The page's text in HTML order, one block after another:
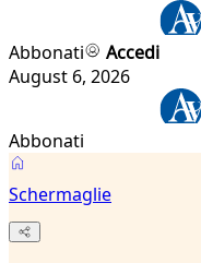
Abbonati
Accedi
August 6, 2026
Abbonati
Schermaglie